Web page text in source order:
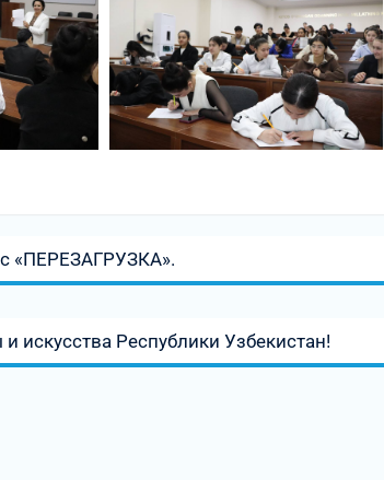
«ПЕРЕЗАГРУЗКА».
искусства Республики Узбекистан!